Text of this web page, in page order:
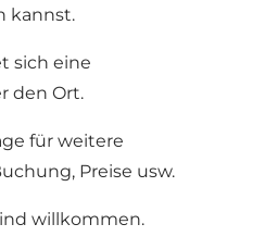
kannst.
sich eine
den Ort.
für weitere
Preise usw.
willkommen.